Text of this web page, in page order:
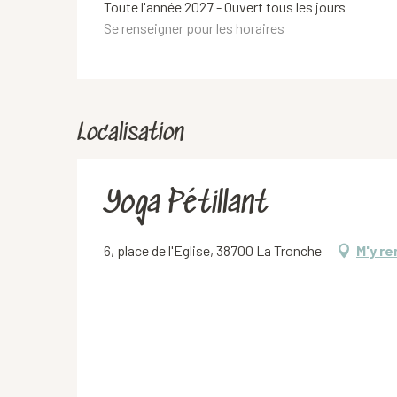
Toute l'année 2027 - Ouvert tous les jours
Se renseigner pour les horaires
Localisation
Yoga Pétillant
6, place de l'Eglise, 38700 La Tronche M'y